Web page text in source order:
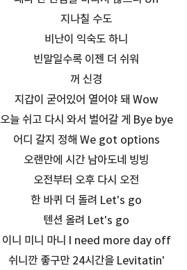
지나칠 수도
비난이 익숙도 하니
빈말일수록 이젠 더 쉬워
꺼 신경
지갑이 굳어있어 열어야 돼 Wow
오늘 쉬고 다시 와서 벌어갈 게 Bye bye
어디 갈지 정해 We got options
오랜만에 시간 남아도네 빙빙
오전부터 오후 다시 오전
한 바퀴 더 돌려 Let's go
텐션 올려 Let's go
이니 미니 마니 I need more day off
쉬니깐 좋구만 24시간을 Levitatin'